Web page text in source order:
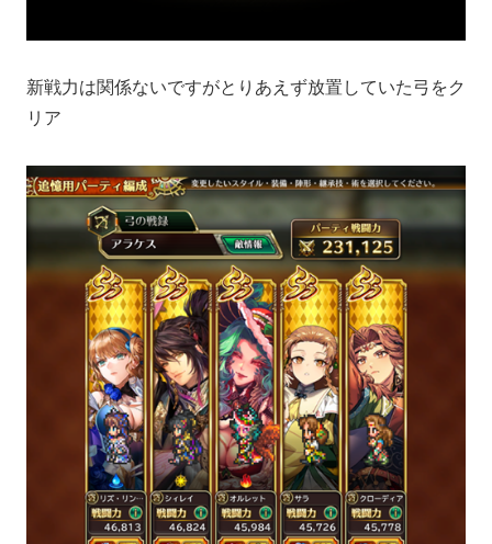
新戦力は関係ないですがとりあえず放置していた弓をク
リア